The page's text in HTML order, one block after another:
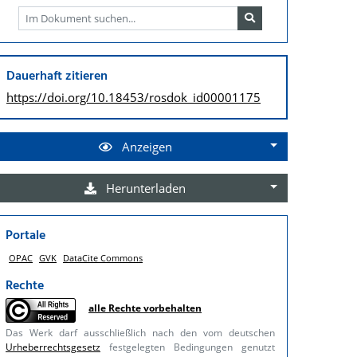
Dauerhaft zitieren
https://doi.org/10.18453/rosdok_id00001175
Anzeigen
Herunterladen
Portale
OPAC GVK DataCite Commons
Rechte
alle Rechte vorbehalten
Das Werk darf ausschließlich nach den vom deutschen
Urheberrechtsgesetz festgelegten Bedingungen genutzt